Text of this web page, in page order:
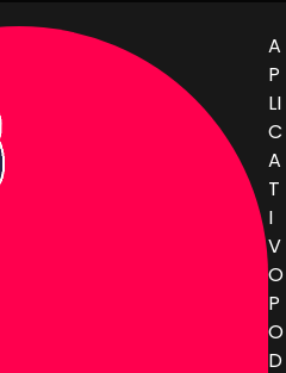
A
P
LI
C
A
T
I
V
O
P
O
D